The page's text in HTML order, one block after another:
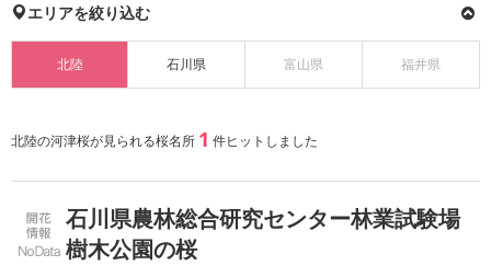
エリアを絞り込む
北陸 石川県 富山県 福井県
北陸の河津桜が見られる桜名所 1 件ヒットしました
石川県農林総合研究センター林業試験場
樹木公園の桜